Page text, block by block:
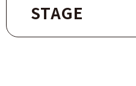
STAGE